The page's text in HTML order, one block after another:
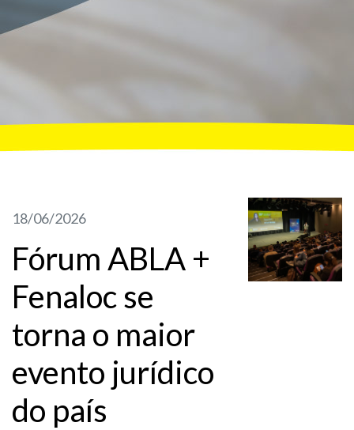
18/06/2026
Fórum ABLA +
Fenaloc se
torna o maior
evento jurídico
do país